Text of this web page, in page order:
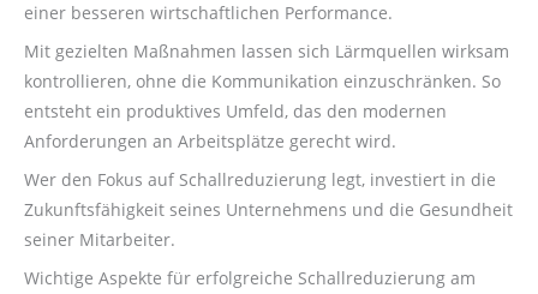
einer besseren wirtschaftlichen Performance.
Mit gezielten Maßnahmen lassen sich Lärmquellen wirksam
kontrollieren, ohne die Kommunikation einzuschränken. So
entsteht ein produktives Umfeld, das den modernen
Anforderungen an Arbeitsplätze gerecht wird.
Wer den Fokus auf Schallreduzierung legt, investiert in die
Zukunftsfähigkeit seines Unternehmens und die Gesundheit
seiner Mitarbeiter.
Wichtige Aspekte für erfolgreiche Schallreduzierung am